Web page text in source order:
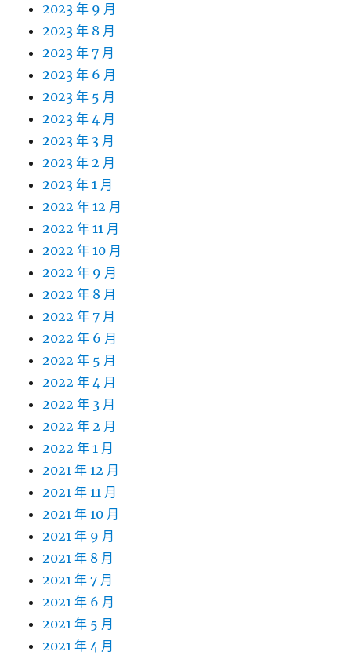
2023 年 9 月
2023 年 8 月
2023 年 7 月
2023 年 6 月
2023 年 5 月
2023 年 4 月
2023 年 3 月
2023 年 2 月
2023 年 1 月
2022 年 12 月
2022 年 11 月
2022 年 10 月
2022 年 9 月
2022 年 8 月
2022 年 7 月
2022 年 6 月
2022 年 5 月
2022 年 4 月
2022 年 3 月
2022 年 2 月
2022 年 1 月
2021 年 12 月
2021 年 11 月
2021 年 10 月
2021 年 9 月
2021 年 8 月
2021 年 7 月
2021 年 6 月
2021 年 5 月
2021 年 4 月